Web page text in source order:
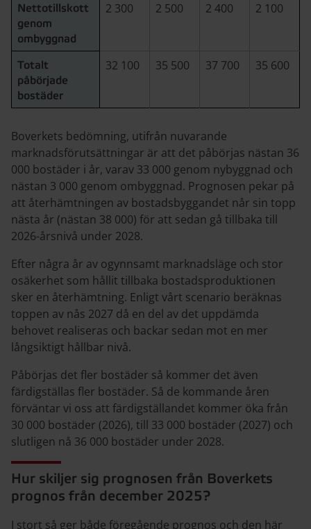
Nettotillskott
genom
ombyggnad
2 300 2 500 2 400 2 100
Totalt
påbörjade
bostäder
32 100 35 500 37 700 35 600
Boverkets bedömning, utifrån nuvarande
marknadsförutsättningar är att det påbörjas nästan 36
000 bostäder i år, varav 33 000 genom nybyggnad och
nästan 3 000 genom ombyggnad. Prognosen pekar på
att återhämtningen av bostadsbyggandet når sin topp
nästa år (nästan 38 000) för att sedan gå tillbaka till
2026-årsnivå under 2028.
Efter några år av ogynnsamt marknadsläge och stor
osäkerhet som hållit tillbaka bostadsproduktionen
sker en återhämtning. Enligt vårt scenario beräknas
toppen av nås 2027 då en del av det uppdämda
behovet realiseras och backar sedan mot en mer
långsiktigt hållbar nivå.
Påbörjas det fler bostäder så kommer det även
färdigställas fler bostäder. Så de kommande åren
förväntar vi oss att färdigställandet kommer öka från
30 000 bostäder (2026), till 33 000 bostäder (2027) och
slutligen nå 36 000 bostäder under 2028.
Hur skiljer sig prognosen från Boverkets
prognos från december 2025?
I stort så ger både föregående prognos och den här